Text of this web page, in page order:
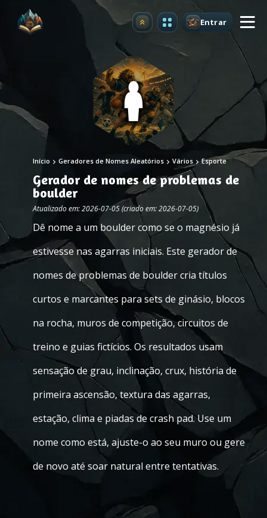
Atualizar Entrar
Início Geradores de Nomes Aleatórios Vários Esporte
Gerador de nomes de problemas de
boulder
Atualizado em: 2026-07-05 (criado em: 2026-07-05)
Dê nome a um boulder como se o magnésio já
estivesse nas agarras iniciais. Este gerador de
nomes de problemas de boulder cria títulos
curtos e marcantes para sets de ginásio, blocos
na rocha, muros de competição, circuitos de
treino e guias fictícios. Os resultados usam
sensação de grau, inclinação, crux, história de
primeira ascensão, textura das agarras,
estação, clima e piadas de crash pad. Use um
nome como está, ajuste-o ao seu muro ou gere
de novo até soar natural entre tentativas.